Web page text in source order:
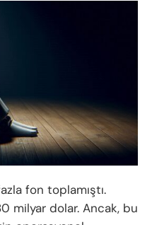
fon toplamıştı.
milyar dolar. Ancak, bu